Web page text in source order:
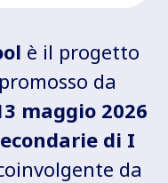
è il progetto
da
maggio 2026
di I
da